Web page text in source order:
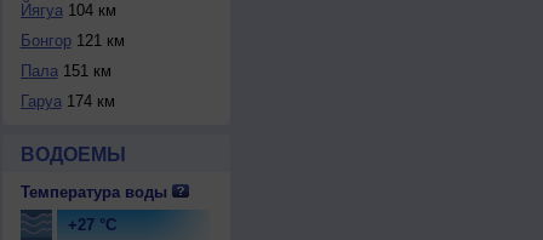
Йягуа104 км
Бонгор121 км
Пала151 км
Гаруа174 км
ВОДОЕМЫ
Температура воды
+27 °C